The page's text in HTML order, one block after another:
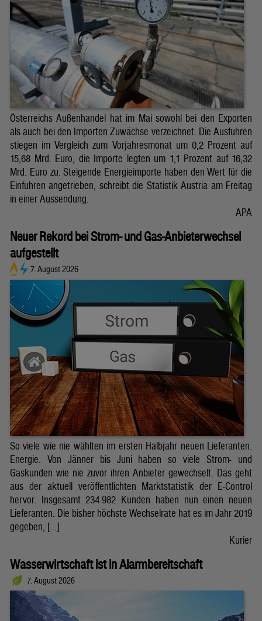
Österreichs Außenhandel hat im Mai sowohl bei den Exporten
als auch bei den Importen Zuwächse verzeichnet. Die Ausfuhren
stiegen im Vergleich zum Vorjahresmonat um 0,2 Prozent auf
15,68 Mrd. Euro, die Importe legten um 1,1 Prozent auf 16,32
Mrd. Euro zu. Steigende Energieimporte haben den Wert für die
Einfuhren angetrieben, schreibt die Statistik Austria am Freitag
in einer Aussendung.
APA
Neuer Rekord bei Strom- und Gas-Anbieterwechsel
aufgestellt
7. August 2026
So viele wie nie wählten im ersten Halbjahr neuen Lieferanten.
Energie. Von Jänner bis Juni haben so viele Strom- und
Gaskunden wie nie zuvor ihren Anbieter gewechselt. Das geht
aus der aktuell veröffentlichten Marktstatistik der E-Control
hervor. Insgesamt 234.982 Kunden haben nun einen neuen
Lieferanten. Die bisher höchste Wechselrate hat es im Jahr 2019
gegeben, […]
Kurier
Wasserwirtschaft ist in Alarmbereitschaft
7. August 2026